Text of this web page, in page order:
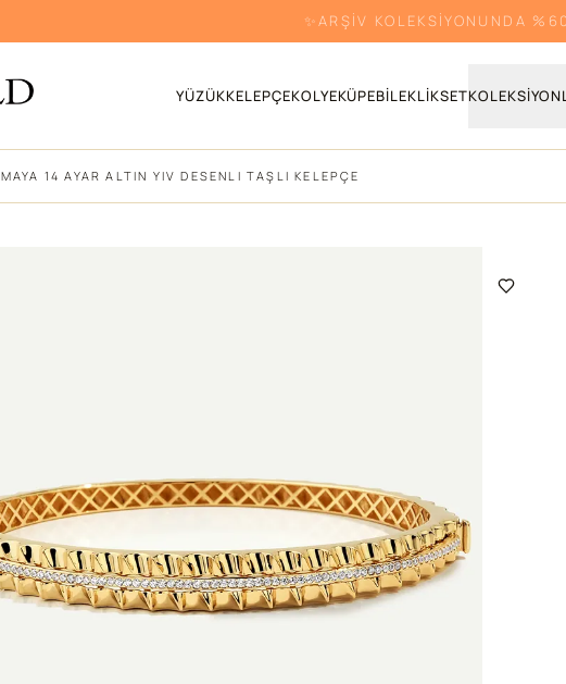
RENKLİ TAŞLI ÜRÜNLERDE
YÜZÜKKELEPÇEKOLYEKÜPEBILEKLIKSET
MAYA 14 AYAR ALTIN YIV DESENLI TAŞLI KELEPÇE